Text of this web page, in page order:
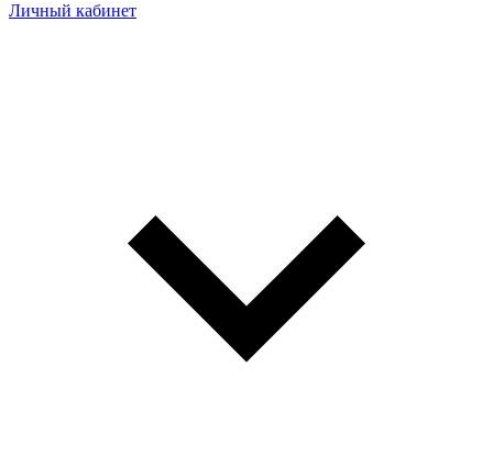
Личный кабинет